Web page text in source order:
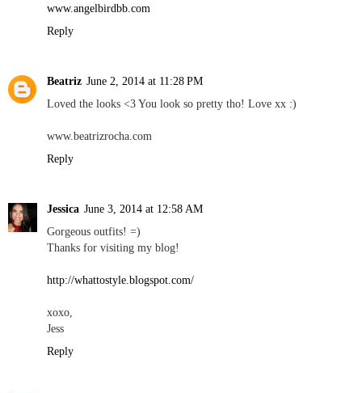
www.angelbirdbb.com
Reply
Beatriz June 2, 2014 at 11:28 PM
Loved the looks <3 You look so pretty tho! Love xx :)
www.beatrizrocha.com
Reply
Jessica June 3, 2014 at 12:58 AM
Gorgeous outfits! =)
Thanks for visiting my blog!
http://whattostyle.blogspot.com/
xoxo,
Jess
Reply